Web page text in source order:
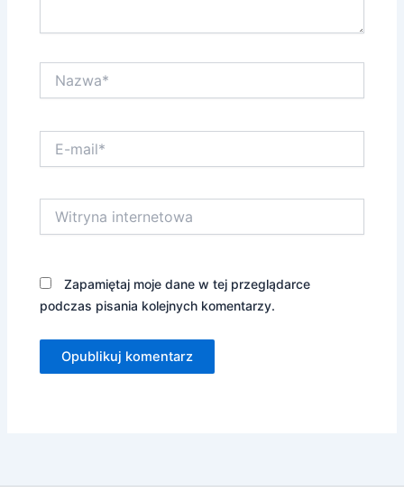
mail*
internetowa
Zapamiętaj moje dane w tej przeglądarce
podczas pisania kolejnych komentarzy.